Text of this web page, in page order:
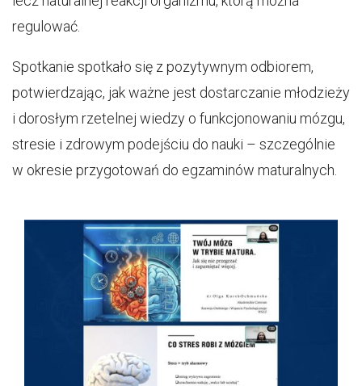
regulować.
Spotkanie spotkało się z pozytywnym odbiorem,
potwierdzając, jak ważne jest dostarczanie młodzieży
i dorosłym rzetelnej wiedzy o funkcjonowaniu mózgu,
stresie i zdrowym podejściu do nauki – szczególnie
w okresie przygotowań do egzaminów maturalnych.